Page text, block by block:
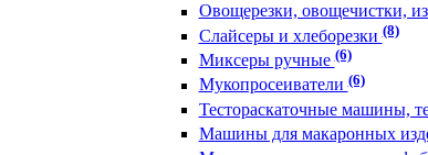
Овощерезки, овощечистки,
Слайсеры и хлеборезки(8)
Миксеры ручные(6)
Мукопросеиватели(6)
Тестораскаточные машины,
Машины для макаронных